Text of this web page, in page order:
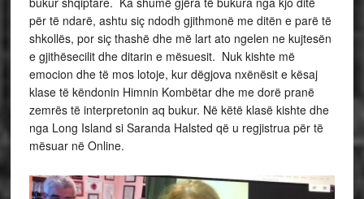
për të ndarë, ashtu siç ndodh gjithmonë me ditën e parë të
shkollës, por siç thashë dhe më lart ato ngelen ne kujtesën
e gjithësecilit dhe ditarin e mësuesit. Nuk kishte më
emocion dhe të mos lotoje, kur dëgjova nxënësit e kësaj
klase të këndonin Himnin Kombëtar dhe me dorë pranë
zemrës të interpretonin aq bukur. Në këtë klasë kishte dhe
nga Long Island si Saranda Halsted që u regjistrua për të
mësuar në Online.